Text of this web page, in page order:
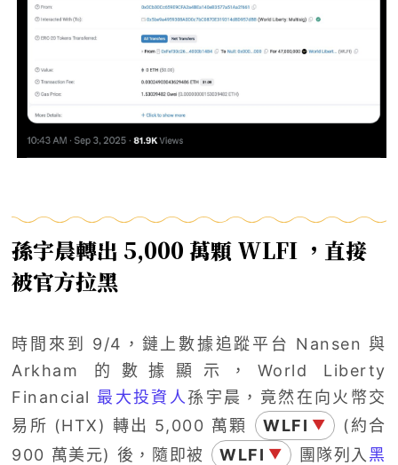
孫宇晨轉出 5,000 萬顆 WLFI ，直接
被官方拉黑
時間來到 9/4，鏈上數據追蹤平台 Nansen 與
Arkham 的數據顯示，World Liberty
Financial 最大投資人 孫宇晨，竟然在向火幣交
易所 (HTX) 轉出 5,000 萬顆
WLFI ▼
(約合
900 萬美元) 後，隨即被
WLFI ▼ 團隊列入 黑